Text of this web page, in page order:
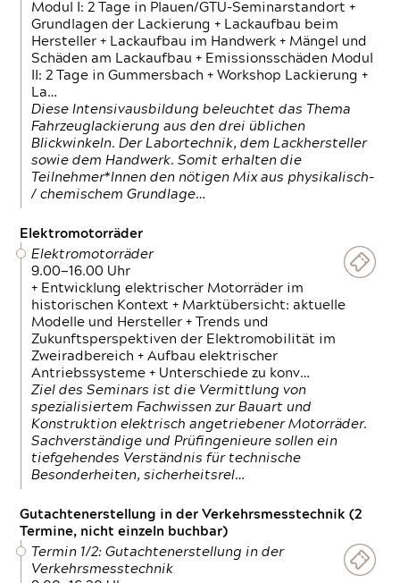
Modul I: 2 Tage in Plauen/GTÜ-Seminarstandort +
Grundlagen der Lackierung + Lackaufbau beim
Hersteller + Lackaufbau im Handwerk + Mängel und
Schäden am Lackaufbau + Emissionsschäden Modul
II: 2 Tage in Gummersbach + Workshop Lackierung +
La…
Diese Intensivausbildung beleuchtet das Thema
Fahrzeuglackierung aus den drei üblichen
Blickwinkeln. Der Labortechnik, dem Lackhersteller
sowie dem Handwerk. Somit erhalten die
Teilnehmer*Innen den nötigen Mix aus physikalisch-
/ chemischem Grundlage…
Elektromotorräder
Elektromotorräder
9.00—16.00 Uhr
+ Entwicklung elektrischer Motorräder im
historischen Kontext + Marktübersicht: aktuelle
Modelle und Hersteller + Trends und
Zukunftsperspektiven der Elektromobilität im
Zweiradbereich + Aufbau elektrischer
Antriebssysteme + Unterschiede zu konv…
Ziel des Seminars ist die Vermittlung von
spezialisiertem Fachwissen zur Bauart und
Konstruktion elektrisch angetriebener Motorräder.
Sachverständige und Prüfingenieure sollen ein
tiefgehendes Verständnis für technische
Besonderheiten, sicherheitsrel…
Gutachtenerstellung in der Verkehrsmesstechnik (2
Termine, nicht einzeln buchbar)
Termin 1/2: Gutachtenerstellung in der
Verkehrsmesstechnik